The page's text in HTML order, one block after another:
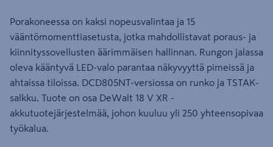
Porakoneessa on kaksi nopeusvalintaa ja 15
vääntömomenttiasetusta, jotka mahdollistavat poraus- ja
kiinnityssovellusten äärimmäisen hallinnan. Rungon jalassa
oleva kääntyvä LED-valo parantaa näkyvyyttä pimeissä ja
ahtaissa tiloissa. DCD805NT-versiossa on runko ja TSTAK-
salkku. Tuote on osa DeWalt 18 V XR -
akkutuotejärjestelmää, johon kuuluu yli 250 yhteensopivaa
työkalua.